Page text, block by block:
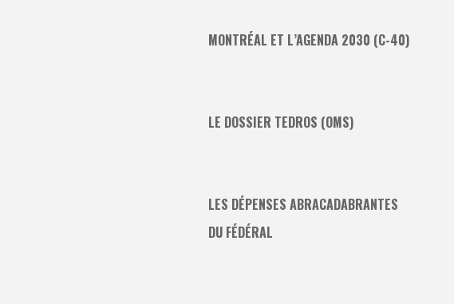
MONTRÉAL ET L’AGENDA 2030 (C-40)
LE DOSSIER TEDROS (OMS)
LES DÉPENSES ABRACADABRANTES
DU FÉDÉRAL